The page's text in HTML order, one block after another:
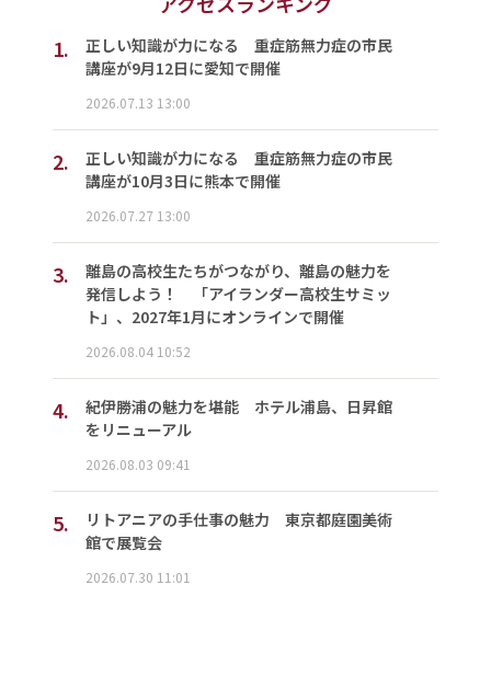
1.
正しい知識が力になる 重症筋無力症の市民
講座が9月12日に愛知で開催
2026.07.13 13:00
2.
正しい知識が力になる 重症筋無力症の市民
講座が10月3日に熊本で開催
2026.07.27 13:00
3.
離島の高校生たちがつながり、離島の魅力を
発信しよう！ 「アイランダー高校生サミッ
ト」、2027年1月にオンラインで開催
2026.08.04 10:52
4.
紀伊勝浦の魅力を堪能 ホテル浦島、日昇館
をリニューアル
2026.08.03 09:41
5.
リトアニアの手仕事の魅力 東京都庭園美術
館で展覧会
2026.07.30 11:01